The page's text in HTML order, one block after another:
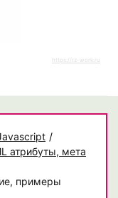
https://rz-work.ru
/
атрибуты, мета
примеры